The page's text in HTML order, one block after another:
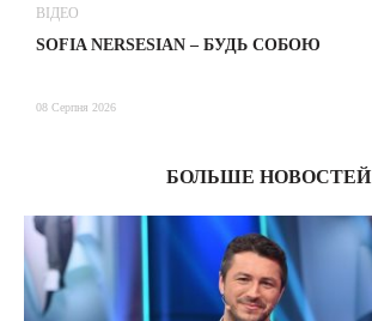
ВІДЕО
SOFIA NERSESIAN – БУДЬ СОБОЮ
08 Серпня 2026
БОЛЬШЕ НОВОСТЕЙ